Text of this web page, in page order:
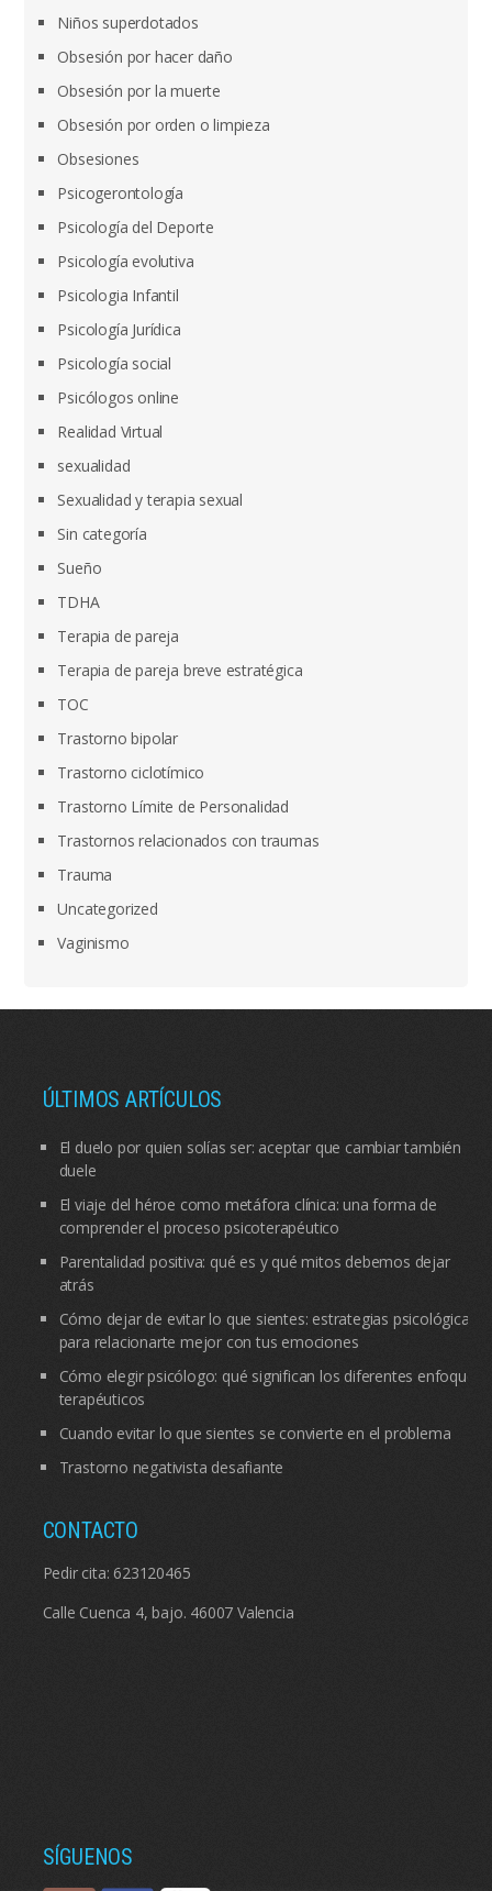
Niños superdotados
Obsesión por hacer daño
Obsesión por la muerte
Obsesión por orden o limpieza
Obsesiones
Psicogerontología
Psicología del Deporte
Psicología evolutiva
Psicologia Infantil
Psicología Jurídica
Psicología social
Psicólogos online
Realidad Virtual
sexualidad
Sexualidad y terapia sexual
Sin categoría
Sueño
TDHA
Terapia de pareja
Terapia de pareja breve estratégica
TOC
Trastorno bipolar
Trastorno ciclotímico
Trastorno Límite de Personalidad
Trastornos relacionados con traumas
Trauma
Uncategorized
Vaginismo
ÚLTIMOS ARTÍCULOS
El duelo por quien solías ser: aceptar que cambiar también
duele
El viaje del héroe como metáfora clínica: una forma de
comprender el proceso psicoterapéutico
Parentalidad positiva: qué es y qué mitos debemos dejar
atrás
Cómo dejar de evitar lo que sientes: estrategias psicológicas
para relacionarte mejor con tus emociones
Cómo elegir psicólogo: qué significan los diferentes enfoques
terapéuticos
Cuando evitar lo que sientes se convierte en el problema
Trastorno negativista desafiante
CONTACTO
Pedir cita: 623120465
Calle Cuenca 4, bajo. 46007 Valencia
SÍGUENOS